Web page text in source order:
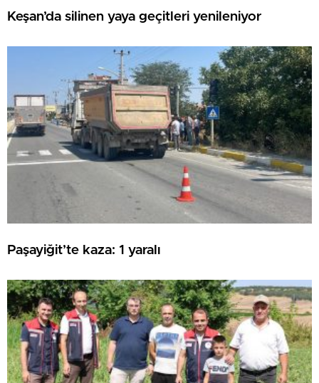
Keşan’da silinen yaya geçitleri yenileniyor
Paşayiğit’te kaza: 1 yaralı